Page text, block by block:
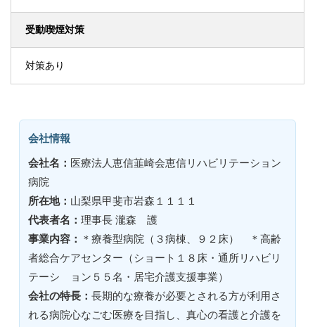
受動喫煙対策
対策あり
会社情報
会社名： 医療法人恵信韮崎会恵信リハビリテーション
病院
所在地： 山梨県甲斐市岩森１１１１
代表者名： 理事長 瀧森 護
事業内容： ＊療養型病院（３病棟、９２床） ＊高齢
者総合ケアセンター（ショート１８床・通所リハビリ
テーシ ョン５５名・居宅介護支援事業）
会社の特長： 長期的な療養が必要とされる方が利用さ
れる病院心なごむ医療を目指し、真心の看護と介護を